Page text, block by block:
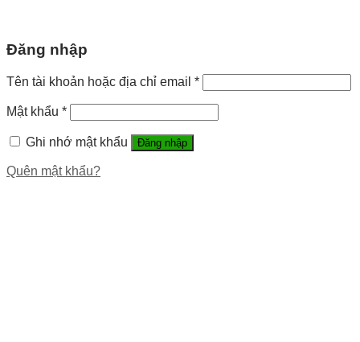
Đăng nhập
Tên tài khoản hoặc địa chỉ email *
Mật khẩu *
Ghi nhớ mật khẩu Đăng nhập
Quên mật khẩu?